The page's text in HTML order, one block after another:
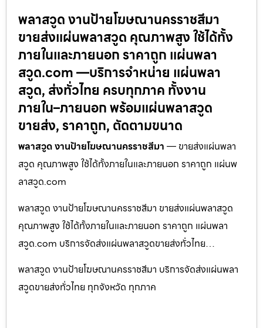
พลาสวูด งานป้ายโฆษณานครราชสีมา
ขายส่งแผ่นพลาสวูด คุณภาพสูง ใช้ได้ทั้ง
ภายในและภายนอก ราคาถูก แผ่นพลา
สวูด.com —บริการจำหน่าย แผ่นพลา
สวูด, ส่งทั่วไทย ครบทุกภาค ทั้งงาน
ภายใน–ภายนอก พร้อมแผ่นพลาสวูด
ขายส่ง, ราคาถูก, ตัดตามขนาด
พลาสวูด งานป้ายโฆษณานครราชสีมา — ขายส่งแผ่นพลา
สวูด คุณภาพสูง ใช้ได้ทั้งภายในและภายนอก ราคาถูก แผ่นพ
ลาสวูด.com
พลาสวูด งานป้ายโฆษณานครราชสีมา ขายส่งแผ่นพลาสวูด
คุณภาพสูง ใช้ได้ทั้งภายในและภายนอก ราคาถูก แผ่นพลา
สวูด.com บริการจัดส่งแผ่นพลาสวูดขายส่งทั่วไทย…
พลาสวูด งานป้ายโฆษณานครราชสีมา บริการจัดส่งแผ่นพลา
สวูดขายส่งทั่วไทย ทุกจังหวัด ทุกภาค